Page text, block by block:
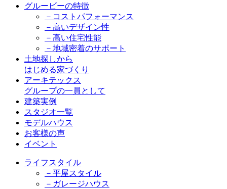
グルービーの特徴
－コストパフォーマンス
－高いデザイン性
－高い住宅性能
－地域密着のサポート
土地探しから
はじめる家づくり
アーキテックス
グループの一員として
建築実例
スタジオ一覧
モデルハウス
お客様の声
イベント
ライフスタイル
－平屋スタイル
－ガレージハウス